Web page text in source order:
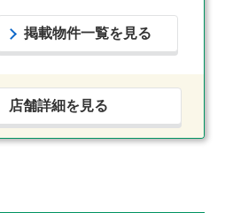
掲載物件一覧を見る
店舗詳細を見る